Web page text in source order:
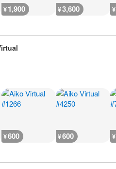
¥1,900 ¥3,600 ¥
¥600 ¥600 ¥